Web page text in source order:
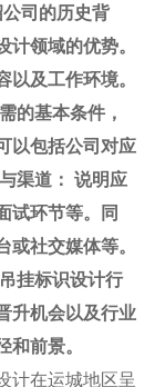
司的历史背
领域的优势。
及工作环境。
的基本条件，
以包括公司对应
渠道： 说明应
试环节等。同
社交媒体等。
挂标识设计行
升机会以及行业
前景。
计在运城地区呈